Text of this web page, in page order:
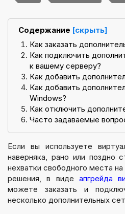
Содержание [скрыть]
Как заказать
Как подключить
к вашему серверу?
Как добавить
Как добавить
Windows?
Как отключить
Часто задаваемые
Если вы используете
наверняка, рано или поздно
нехватки свободного места
решения, в виде апгрейда
можете заказать и
несколько дополнительных